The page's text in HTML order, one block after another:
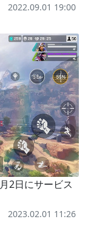
2022.09.01 19:00
2日にサービス
2023.02.01 11:26